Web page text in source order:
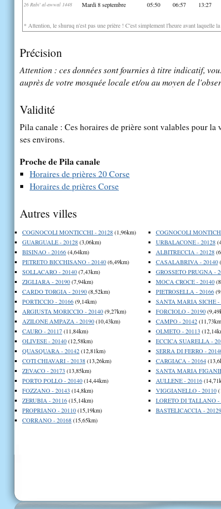
26 Rabi' al-awwal 1448 Mardi 8 septembre 05:50 06:57 13:27
* Attention, le shuruq n'est pas une prière ! C'est simplement l'heure avant laquelle
Précision
Attention : ces données sont fournies à titre indicatif,
auprès de votre mosquée locale et/ou au moyen de
Validité
Pila canale : Ces horaires de prière sont valables pour
ses environs.
Proche de Pila canale
Horaires de prières 20 Corse
Horaires de prières Corse
Autres villes
COGNOCOLI MONTICCHI - 20128(1,96km)
GUARGUALE - 20128(3,06km)
BISINAO - 20166(4,64km)
PETRETO BICCHISANO - 20140(6,49km)
SOLLACARO - 20140(7,43km)
ZIGLIARA - 20190(7,94km)
CARDO TORGIA - 20190(8,52km)
PORTICCIO - 20166(9,14km)
ARGIUSTA MORICCIO - 20140(9,27km)
AZILONE AMPAZA - 20190(10,43km)
CAURO - 20117(11,84km)
OLIVESE - 20140(12,58km)
QUASQUARA - 20142(12,81km)
COTI CHIAVARI - 20138(13,26km)
ZEVACO - 20173 (13,85km)
PORTO POLLO - 20140(14,44km)
FOZZANO - 20143 (14,8km)
ZERUBIA - 20116(15,14km)
PROPRIANO - 20110(15,19km)
CORRANO - 20168(15,65km)
COGNOCOLI
URBALACONE - 20128
ALBITRECCIA - 20128
CASALABRIVA - 20140
GROSSETO PRUGNA -
MOCA CROCE - 20140
PIETROSELLA - 20166
SANTA MARIA SICHE -
FORCIOLO - 20190
CAMPO - 20142
OLMETO - 20113
ECCICA SUARELLA -
SERRA DI FERRO -
CARGIACA - 20164
SANTA MARIA
AULLENE - 20116
VIGGIANELLO - 20110
LORETO DI TALLANO -
BASTELICACCIA - 20129